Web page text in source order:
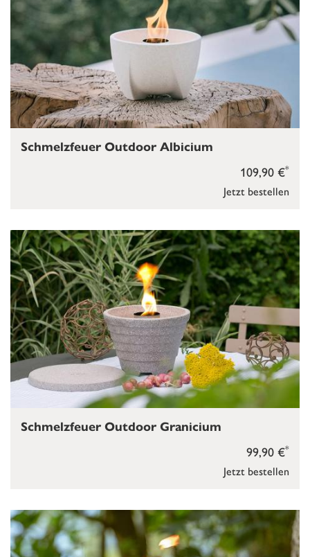
Jetzt bestellen
109,90 €*
Schmelzfeuer Outdoor Albicium
Jetzt bestellen
99,90 €*
Schmelzfeuer Outdoor Granicium